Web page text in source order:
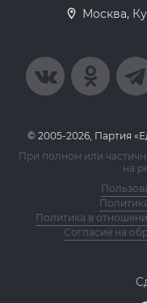
Москва,
© 2005-2026, Партия
При полном или
на
Политика в
Согласие на